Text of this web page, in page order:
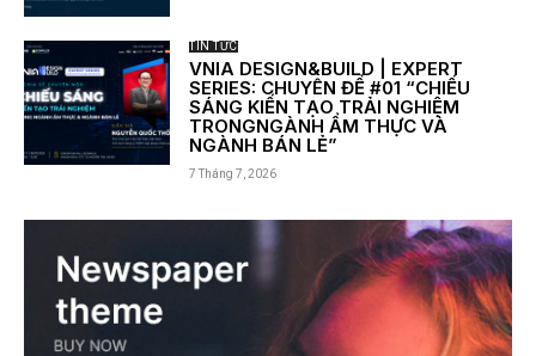
TIN TỨC
VNIA DESIGN&BUILD | EXPERT
SERIES: CHUYÊN ĐỀ #01 “CHIẾU
SÁNG KIẾN TẠO TRẢI NGHIỆM
TRONGNGÀNH ẨM THỰC VÀ
NGÀNH BÁN LẺ”
7 Tháng 7, 2026